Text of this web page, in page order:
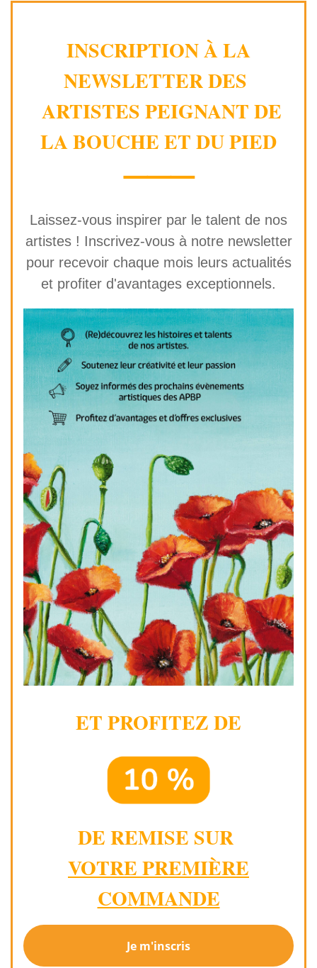
INSCRIPTION À LA
NEWSLETTER DES
ARTISTES PEIGNANT DE
LA BOUCHE ET DU PIED
⸻
Laissez-vous inspirer par le talent de nos
artistes ! Inscrivez-vous à notre newsletter
pour recevoir chaque mois leurs actualités
et profiter d'avantages exceptionnels.
ET PROFITEZ DE
DE REMISE SUR
VOTRE PREMIÈRE
COMMANDE
Je m'inscris